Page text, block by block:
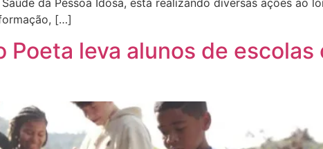
da Pessoa Idosa, está realizando diversas ações ao
[…]
Poeta leva alunos de